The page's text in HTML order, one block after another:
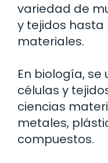
variedad de
y tejidos
materiales.
En biología,
células y
ciencias
metales,
compuestos.